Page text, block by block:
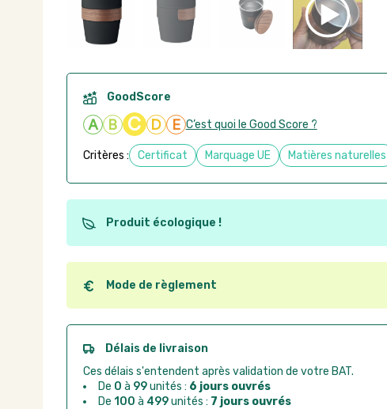
GoodScore
A B C D E C’est quoi le Good Score ?
Critères : Certificat Marquage UE Matières naturelles
Produit écologique !
Ce produit est éco-conçu, il a été fabriqué à partir de
recyclables. Ces produits peuvent plus facilement obtenir
utilisation. L'origine de fabrication du produit n'entre pas
conception.
Mode de règlement
Quel que soit le mode de règlement, vous pouvez passer
Good Act.
Paiement CB :paiement sécurisé par carte bancaire
Virement bancaire :
règlement sur facture après la
Chorus Pro :règlement par mandat administratif après
Délais de livraison
Ces délais s'entendent après validation de votre BAT.
De 0 à 99unités : 6 jours ouvrés
De 100 à 499unités : 7 jours ouvrés